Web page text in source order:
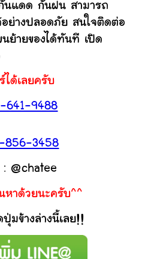
นแดด กันฝน สามารถ
อย่างปลอดภัย สนใจติดต่อ
ย้ายของได้ทันที เปิด
ได้เลยครับ
641-9488
856-3458
: @chatee
าด้วยนะครับ^^
มข้างล่างนี้เลย!!